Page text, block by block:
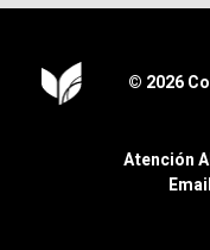
© 2026
Atención